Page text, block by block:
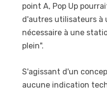
point A, Pop Up
d'autres utilisateurs à
nécessaire à une
plein".
S'agissant d'un
aucune indication